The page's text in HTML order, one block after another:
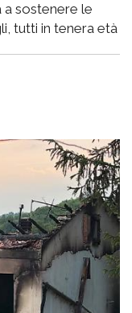
sostenere le
tutti in tenera età